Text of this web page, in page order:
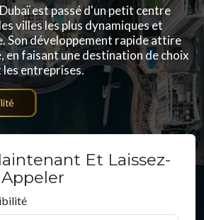
est passé d'un petit centre
villes les plus dynamiques et
Son développement rapide attire
faisant une destination de choix
entreprises.
Et Laissez-